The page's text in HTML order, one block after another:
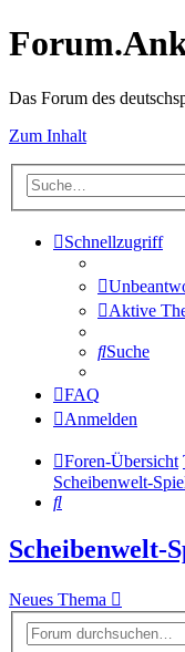
Das Forum des
Zum Inhalt
Schnellzugriff
Aktive
Suche
FAQ
Anmelden
Foren-Übersicht
Scheibenwelt-
Suche
Scheibenwelt-
Neues Thema